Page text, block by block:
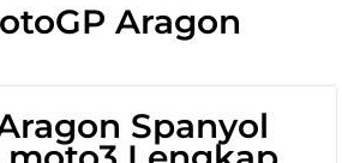
Aragon
Spanyol